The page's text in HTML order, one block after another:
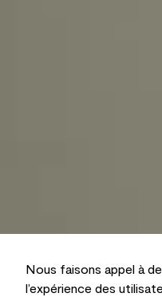
Nous faisons appel à
l’expérience des